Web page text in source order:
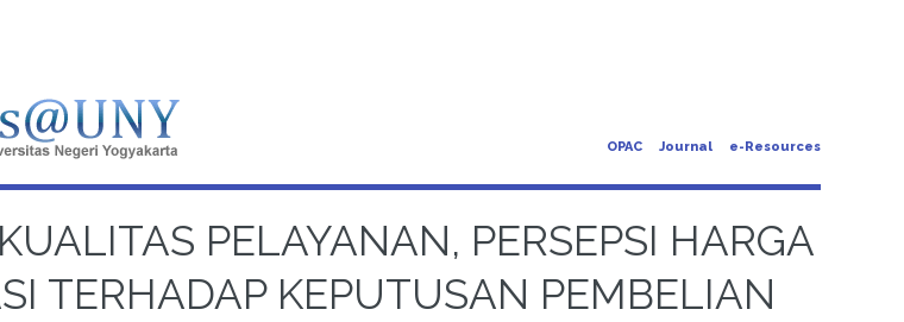
OPAC Journal e-Resources
PELAYANAN, PERSEPSI HARGA
TERHADAP KEPUTUSAN PEMBELIAN